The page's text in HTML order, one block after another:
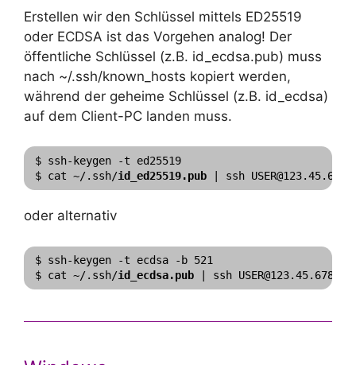
Erstellen wir den Schlüssel mittels ED25519
oder ECDSA ist das Vorgehen analog! Der
öffentliche Schlüssel (z.B. id_ecdsa.pub) muss
nach ~/.ssh/known_hosts kopiert werden,
während der geheime Schlüssel (z.B. id_ecdsa)
auf dem Client-PC landen muss.
$ ssh-keygen -t ed25519
$ cat ~/.ssh/id_ed25519.pub | ssh
oder alternativ
$ ssh-keygen -t ecdsa -b 521
$ cat ~/.ssh/id_ecdsa.pub | ssh